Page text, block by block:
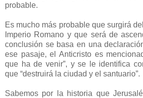
probable.
Es mucho más probable que surgirá
Imperio Romano y que será de
conclusión se basa en una
ese pasaje, el Anticristo es
que ha de venir”, y se le identifica
que “destruirá la ciudad y el santuario”.
Sabemos por la historia que